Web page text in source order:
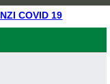
COVID 19